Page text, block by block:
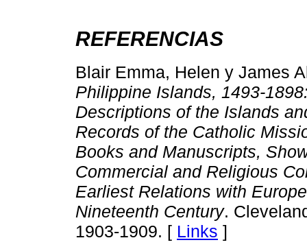
REFERENCIAS
Blair Emma, Helen y James
Philippine Islands, 1493-
Descriptions of the Islands
Records of the Catholic
Books and Manuscripts,
Commercial and Religious
Earliest Relations with
Nineteenth Century.
1903-1909. [ Links ]